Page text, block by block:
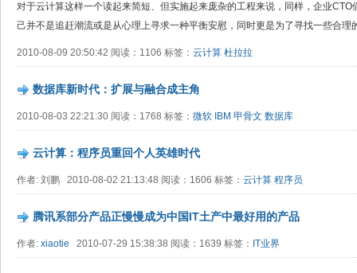
对于云计算这样一个读起来简短、但实施起来庞杂的工程来说，同样，企业
己并不是追赶潮流或是从心理上寻求一种平衡安慰，同时更是为了寻找一些合理
2010-08-09 20:50:42 阅读：1106 标签： 云计算 杜拉拉
数据库新时代：扩展与融合成主角
2010-08-03 22:21:30 阅读：1768 标签： 微软 IBM 甲骨文 数据库
云计算：程序员重回个人英雄时代
作者: 刘鹏 2010-08-02 21:13:48 阅读：1606 标签： 云计算 程序员
腾讯系部分产品正慢慢成为中国IT土产中最好用的产品
作者: xiaotie 2010-07-29 15:38:38 阅读：1639 标签： IT业界